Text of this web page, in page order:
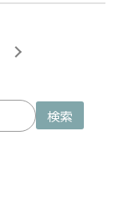
検索